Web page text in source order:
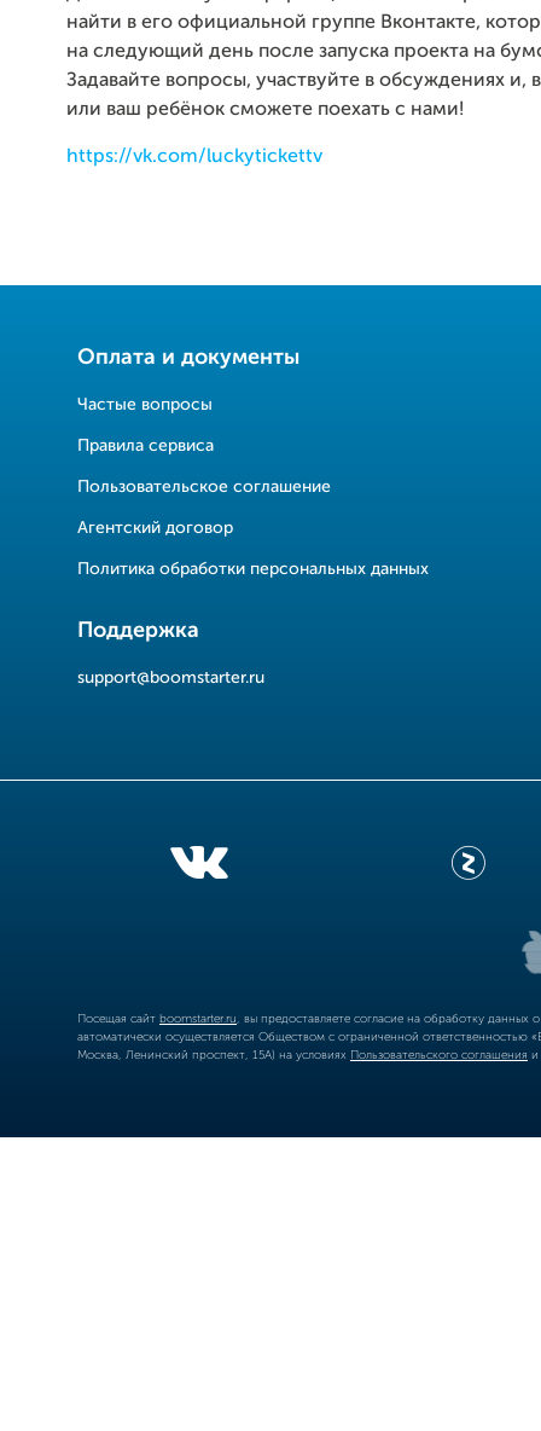
найти в его официальной группе Вконтакте,
на следующий день после запуска проекта на
Задавайте вопросы, участвуйте в обсуждениях и,
или ваш ребёнок сможете поехать с нами!
https://vk.com/luckytickettv
Оплата и документы
Частые вопросы
Правила сервиса
Пользовательское соглашение
Агентский договор
Политика обработки персональных данных
Поддержка
support@boomstarter.ru
Посещая сайт boomstarter.ru , вы предоставляете согласие на обработку
автоматически осуществляется Обществом с ограниченной
Москва, Ленинский проспект, 15А) на условиях Пользовательского соглашения и